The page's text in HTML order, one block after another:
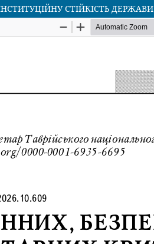
СТІЙКІСТЬ ДЕРЖАВИ